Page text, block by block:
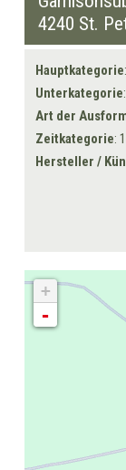
4240 St.
Hauptkategorie
Unterkategorie
Art der
Zeitkategorie:
Hersteller /
+
-